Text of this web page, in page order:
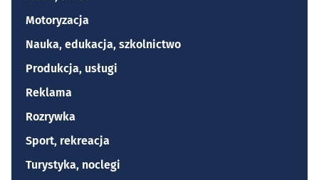
Motoryzacja
Nauka, edukacja, szkolnictwo
Produkcja, usługi
Reklama
Rozrywka
Sport, rekreacja
Turystyka, noclegi